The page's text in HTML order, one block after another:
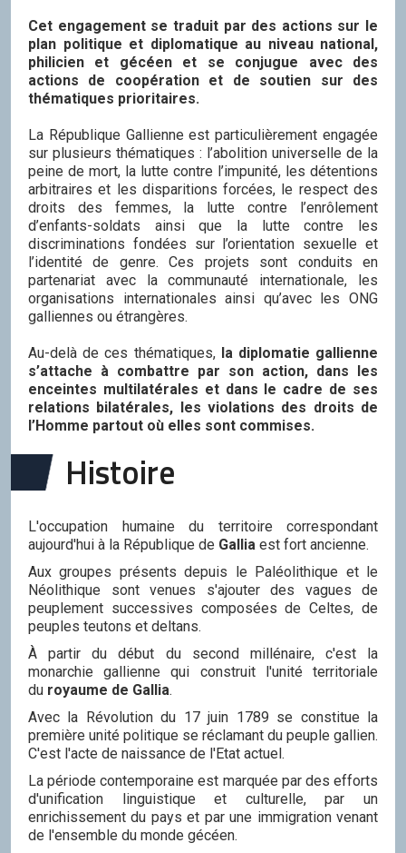
Cet engagement se traduit par des actions sur le
plan politique et diplomatique au niveau national,
philicien et gécéen et se conjugue avec des
actions de coopération et de soutien sur des
thématiques prioritaires.
La République Gallienne est particulièrement engagée
sur plusieurs thématiques : l’abolition universelle de la
peine de mort, la lutte contre l’impunité, les détentions
arbitraires et les disparitions forcées, le respect des
droits des femmes, la lutte contre l’enrôlement
d’enfants-soldats ainsi que la lutte contre les
discriminations fondées sur l’orientation sexuelle et
l’identité de genre. Ces projets sont conduits en
partenariat avec la communauté internationale, les
organisations internationales ainsi qu’avec les ONG
galliennes ou étrangères.
Au-delà de ces thématiques, la diplomatie gallienne
s’attache à combattre par son action, dans les
enceintes multilatérales et dans le cadre de ses
relations bilatérales, les violations des droits de
l’Homme partout où elles sont commises.
Histoire
L'occupation humaine du territoire correspondant
aujourd'hui à la République de Gallia est fort ancienne.
Aux groupes présents depuis le Paléolithique et le
Néolithique sont venues s'ajouter des vagues de
peuplement successives composées de Celtes, de
peuples teutons et deltans.
À partir du début du second millénaire, c'est la
monarchie gallienne qui construit l'unité territoriale
du royaume de Gallia.
Avec la Révolution du 17 juin 1789 se constitue la
première unité politique se réclamant du peuple gallien.
C'est l'acte de naissance de l'Etat actuel.
La période contemporaine est marquée par des efforts
d'unification linguistique et culturelle, par un
enrichissement du pays et par une immigration venant
de l'ensemble du monde gécéen.